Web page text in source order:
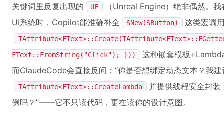
关键词里反复出现的 UE
（Unreal Engine）绝非偶然。
UI系统时，Copilot能准确补全
SNew(SButton) 这类宏调
FText::FromString("Click"); }))
这种嵌套模板
而ClaudeCode会直接反问：“你是否想绑定动态文本？我建
TAttribute<FText>::CreateLambda
并提供线程安全封
例吗？”——它不只读代码，更在读你的设计意图。